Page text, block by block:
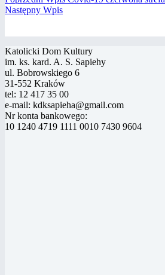
Następny Wpis
Katolicki Dom Kultury
im. ks. kard. A. S. Sapiehy
ul. Bobrowskiego 6
31-552 Kraków
tel: 12 417 35 00
e-mail: kdksapieha@gmail.com
Nr konta bankowego:
10 1240 4719 1111 0010 7430 9604